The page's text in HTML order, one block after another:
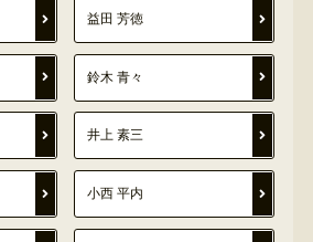
益田 芳徳
鈴木 青々
井上 素三
小西 平内